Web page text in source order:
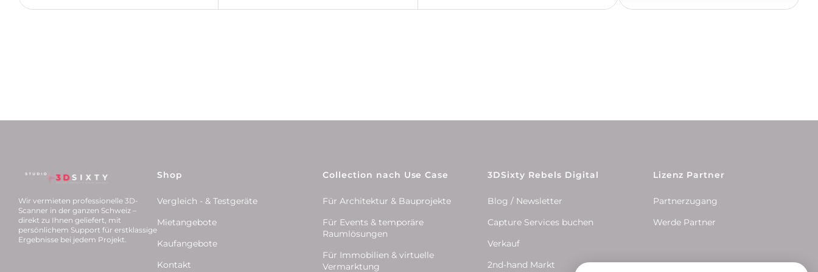
Wir vermieten professionelle 3D-
Scanner in der ganzen Schweiz –
direkt zu Ihnen geliefert, mit
persönlichem Support für erstklassige
Ergebnisse bei jedem Projekt.
Shop
Vergleich - & Testgeräte
Mietangebote
Kaufangebote
Kontakt
Collection nach Use Case
Für Architektur & Bauprojekte
Für Events & temporäre
Raumlösungen
Für Immobilien & virtuelle
Vermarktung
3DSixty Rebels Digital
Blog / Newsletter
Capture Services buchen
Verkauf
2nd-hand Markt
Lizenz Partner
Partnerzugang
Werde Partner